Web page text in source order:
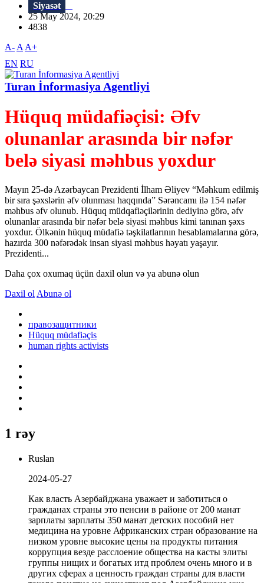
Siyasət
25 May 2024, 20:29
4838
A- A A+
EN RU
Turan İnformasiya Agentliyi
Hüquq müdafiəçisi: Əfv
olunanlar arasında bir nəfər
belə siyasi məhbus yoxdur
Mayın 25-də Azərbaycan Prezidenti İlham Əliyev “Məhkum edilmiş
bir sıra şəxslərin əfv olunması haqqında” Sərəncamı ilə 154 nəfər
məhbus əfv olunub. Hüquq müdqafiəçilərinin dediyinə görə, əfv
olunanlar arasında bir nəfər belə siyasi məhbus kimi tanınan şəxs
yoxdur. Ölkənin hüquq müdafiə təşkilatlarının hesablamalarına görə,
hazırda 300 nəfərədək insan siyasi məhbus həyatı yaşayır.
Prezidenti...
Daha çox oxumaq üçün daxil olun və ya abunə olun
Daxil ol Abunə ol
правозащитники
Hüquq müdafiəçis
human rights activists
1 rəy
Ruslan
2024-05-27
Как власть Азербайджана уважает и заботиться о
гражданах страны это пенсии в районе от 200 манат
зарплаты зарплаты 350 манат детских пособий нет
медицина на уровне Африканских стран образование на
низком уровне высокие цены на продукты питания
коррупция везде расслоение общества на касты элиты
группы нищих и богатых итд проблем очень много и в
других сферах а ценность граждан страны для власти